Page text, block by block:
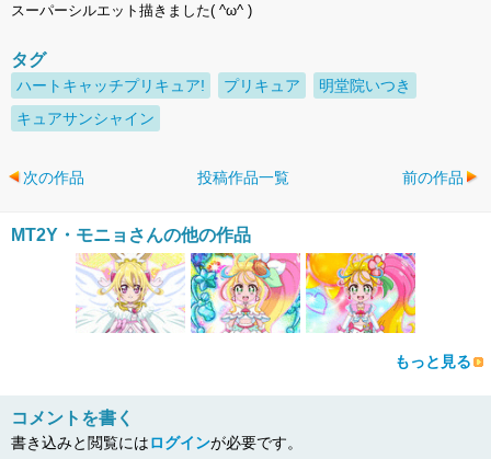
スーパーシルエット描きました( ^ω^ )
タグ
ハートキャッチプリキュア! プリキュア
明堂院いつき
キュアサンシャイン
次の作品 投稿作品一覧 前の作品
MT2Y・モニョさんの他の作品
もっと見る
コメントを書く
書き込みと閲覧にはログインが必要です。